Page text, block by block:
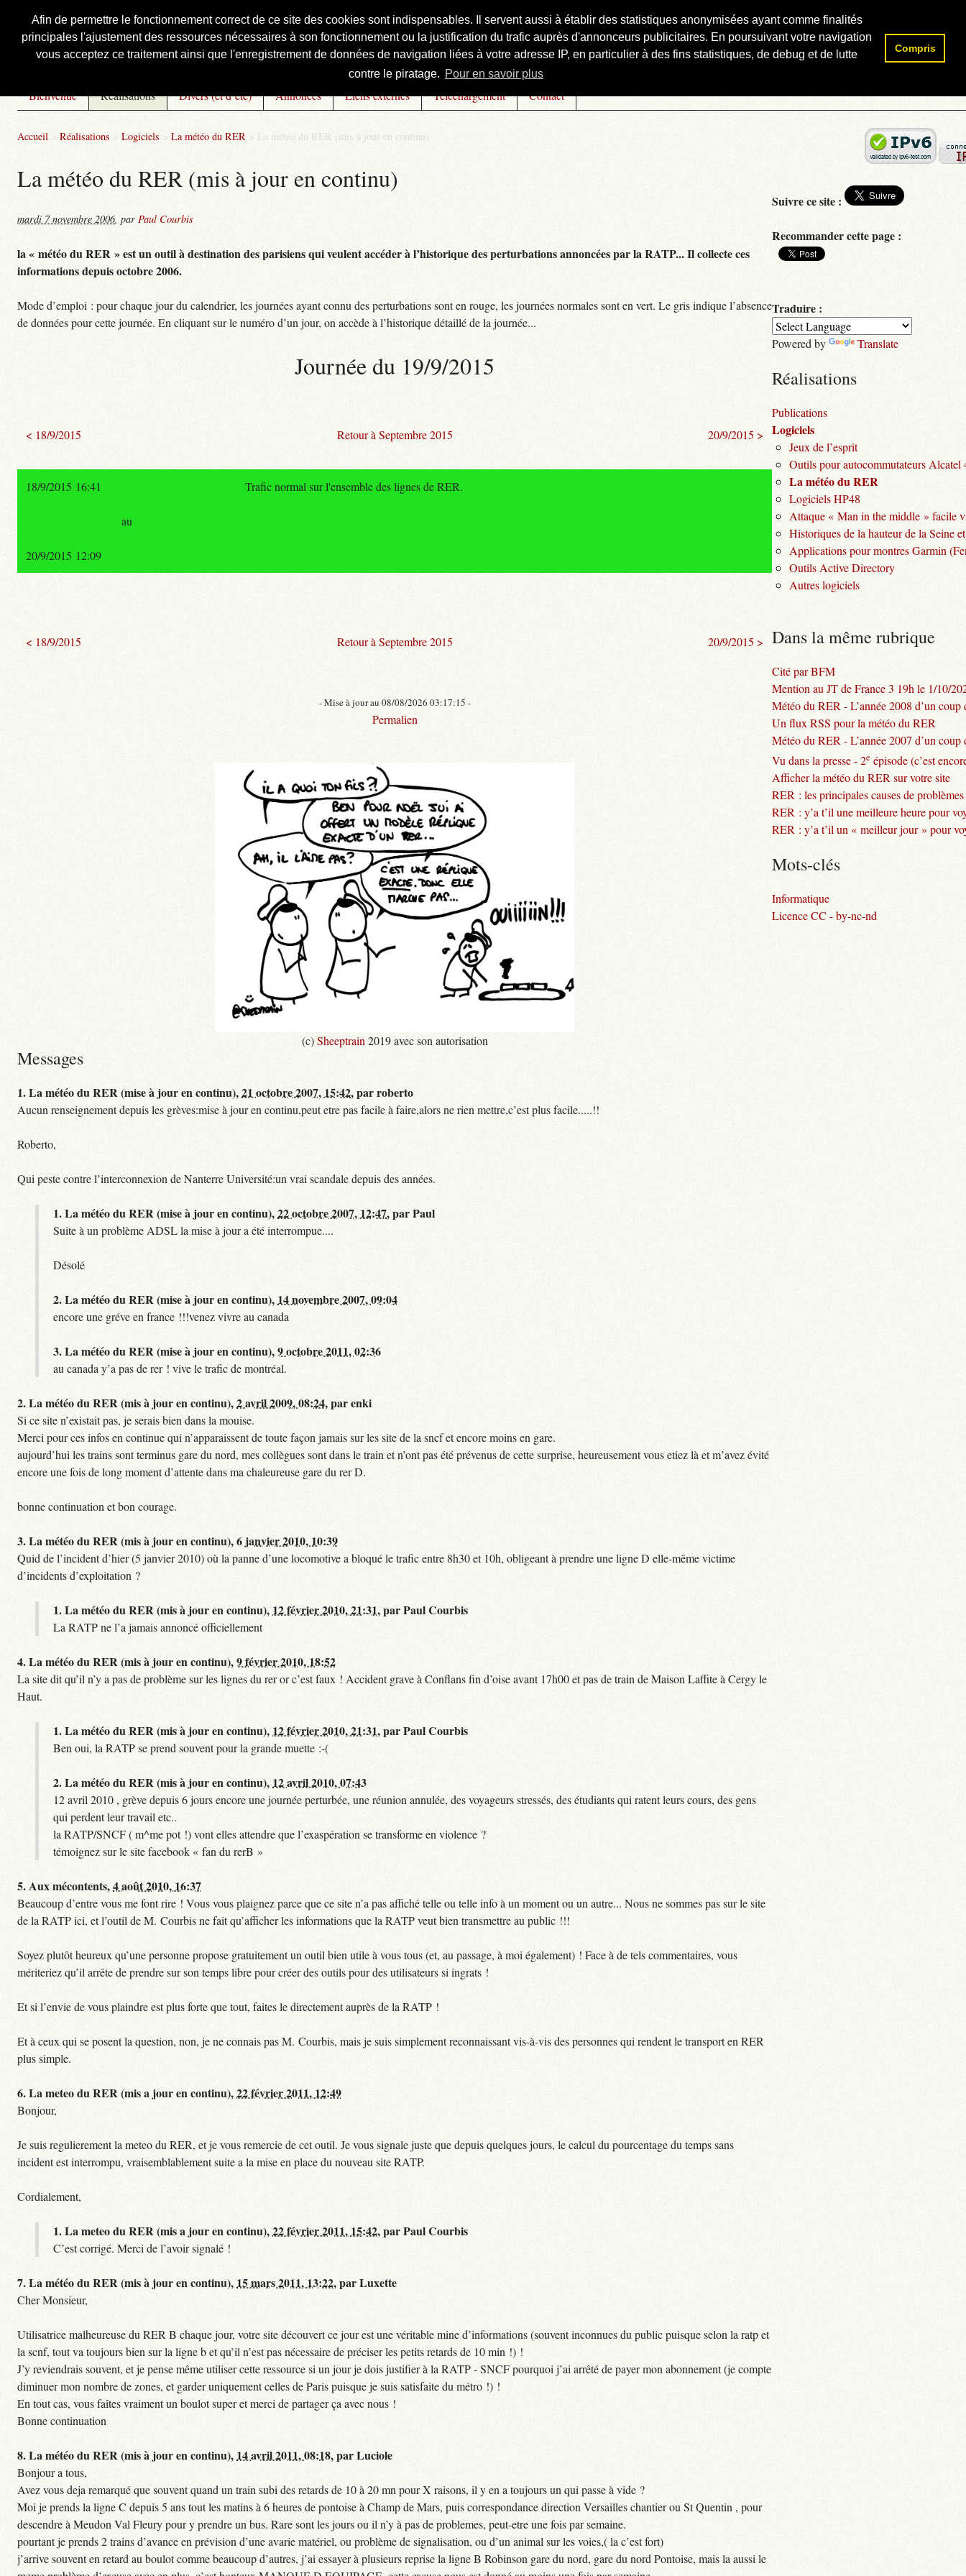
Afin de permettre le fonctionnement correct de ce site des cookies sont indispensables. Il servent aussi à établir des statistiques anonymisées ayant comme finalités
principales l'ajustement des ressources nécessaires à son fonctionnement ou la justification du trafic auprès d'annonceurs publicitaires. En poursuivant votre navigation
vous acceptez ce traitement ainsi que l'enregistrement de données de navigation liées à votre adresse IP, en particulier à des fins statistiques, de debug et de lutte
contre le piratage. Pour en savoir plus
Compris
Courbis, « LE » Blog Officiel
Bienvenue Réalisations Divers (et d’été) Annonces Liens externes Téléchargement Contact
Accueil > Réalisations > Logiciels > La météo du RER > La météo du RER (mis à jour en continu)
La météo du RER (mis à jour en continu)
mardi 7 novembre 2006, par Paul Courbis
la « météo du RER » est un outil à destination des parisiens qui veulent accéder à l’historique des perturbations annoncées par la RATP... Il collecte ces
informations depuis octobre 2006.
Mode d’emploi : pour chaque jour du calendrier, les journées ayant connu des perturbations sont en rouge, les journées normales sont en vert. Le gris indique l’absence
de données pour cette journée. En cliquant sur le numéro d’un jour, on accède à l’historique détaillé de la journée...
Journée du 19/9/2015
< 18/9/2015 Retour à Septembre 2015 20/9/2015 >
18/9/2015 16:41 Trafic normal sur l'ensemble des lignes de RER.
au
20/9/2015 12:09
< 18/9/2015 Retour à Septembre 2015 20/9/2015 >
- Mise à jour au 08/08/2026 03:17:15 -
Permalien
(c)Sheeptrain 2019 avec son autorisation
Messages
1.La météo du RER (mise à jour en continu),21 octobre 2007, 15:42,parroberto
Aucun renseignement depuis les grèves:mise à jour en continu,peut etre pas facile à faire,alors ne rien mettre,c’est plus facile.....!!
Roberto,
Qui peste contre l’interconnexion de Nanterre Université:un vrai scandale depuis des années.
1.La météo du RER (mise à jour en continu),22 octobre 2007, 12:47,parPaul
Suite à un problème ADSL la mise à jour a été interrompue....
Désolé
2.La météo du RER (mise à jour en continu), 14 novembre 2007, 09:04
encore une gréve en france !!!venez vivre au canada
3.La météo du RER (mise à jour en continu),9 octobre 2011, 02:36
au canada y’a pas de rer ! vive le trafic de montréal.
2.La météo du RER (mis à jour en continu),2 avril 2009, 08:24,parenki
Si ce site n’existait pas, je serais bien dans la mouise.
Merci pour ces infos en continue qui n’apparaissent de toute façon jamais sur les site de la sncf et encore moins en gare.
aujourd’hui les trains sont terminus gare du nord, mes collègues sont dans le train et n’ont pas été prévenus de cette surprise, heureusement vous etiez là et m’avez évité
encore une fois de long moment d’attente dans ma chaleureuse gare du rer D.
bonne continuation et bon courage.
3.La météo du RER (mis à jour en continu),6 janvier 2010, 10:39
Quid de l’incident d’hier (5 janvier 2010) où la panne d’une locomotive a bloqué le trafic entre 8h30 et 10h, obligeant à prendre une ligne D elle-même victime
d’incidents d’exploitation ?
1.La météo du RER (mis à jour en continu), 12 février 2010, 21:31,parPaul Courbis
La RATP ne l’a jamais annoncé officiellement
4.La météo du RER (mis à jour en continu),9 février 2010, 18:52
La site dit qu’il n’y a pas de problème sur les lignes du rer or c’est faux ! Accident grave à Conflans fin d’oise avant 17h00 et pas de train de Maison Laffite à Cergy le
Haut.
1.La météo du RER (mis à jour en continu), 12 février 2010, 21:31,parPaul Courbis
Ben oui, la RATP se prend souvent pour la grande muette :-(
2.La météo du RER (mis à jour en continu), 12 avril 2010, 07:43
12 avril 2010 , grève depuis 6 jours encore une journée perturbée, une réunion annulée, des voyageurs stressés, des étudiants qui ratent leurs cours, des gens
qui perdent leur travail etc..
la RATP/SNCF ( m^me pot !) vont elles attendre que l’exaspération se transforme en violence ?
témoignez sur le site facebook « fan du rerB »
5.Aux mécontents,4 août 2010, 16:37
Beaucoup d’entre vous me font rire ! Vous vous plaignez parce que ce site n’a pas affiché telle ou telle info à un moment ou un autre... Nous ne sommes pas sur le site
de la RATP ici, et l’outil de M. Courbis ne fait qu’afficher les informations que la RATP veut bien transmettre au public !!!
Soyez plutôt heureux qu’une personne propose gratuitement un outil bien utile à vous tous (et, au passage, à moi également) ! Face à de tels commentaires, vous
mériteriez qu’il arrête de prendre sur son temps libre pour créer des outils pour des utilisateurs si ingrats !
Et si l’envie de vous plaindre est plus forte que tout, faites le directement auprès de la RATP !
Et à ceux qui se posent la question, non, je ne connais pas M. Courbis, mais je suis simplement reconnaissant vis-à-vis des personnes qui rendent le transport en RER
plus simple.
6.La meteo du RER (mis a jour en continu),22 février 2011, 12:49
Bonjour,
Je suis regulierement la meteo du RER, et je vous remercie de cet outil. Je vous signale juste que depuis quelques jours, le calcul du pourcentage du temps sans
incident est interrompu, vraisemblablement suite a la mise en place du nouveau site RATP.
Cordialement,
1.La meteo du RER (mis a jour en continu),22 février 2011, 15:42,parPaul Courbis
C’est corrigé. Merci de l’avoir signalé !
7.La météo du RER (mis à jour en continu), 15 mars 2011, 13:22,parLuxette
Cher Monsieur,
Utilisatrice malheureuse du RER B chaque jour, votre site découvert ce jour est une véritable mine d’informations (souvent inconnues du public puisque selon la ratp et
la scnf, tout va toujours bien sur la ligne b et qu’il n’est pas nécessaire de préciser les petits retards de 10 min !) !
J’y reviendrais souvent, et je pense même utiliser cette ressource si un jour je dois justifier à la RATP - SNCF pourquoi j’ai arrêté de payer mon abonnement (je compte
diminuer mon nombre de zones, et garder uniquement celles de Paris puisque je suis satisfaite du métro !) !
En tout cas, vous faîtes vraiment un boulot super et merci de partager ça avec nous !
Bonne continuation
8.La météo du RER (mis à jour en continu), 14 avril 2011, 08:18,parLuciole
Bonjour a tous,
Avez vous deja remarqué que souvent quand un train subi des retards de 10 à 20 mn pour X raisons, il y en a toujours un qui passe à vide ?
Moi je prends la ligne C depuis 5 ans tout les matins à 6 heures de pontoise à Champ de Mars, puis correspondance direction Versailles chantier ou St Quentin , pour
descendre à Meudon Val Fleury pour y prendre un bus. Rare sont les jours ou il n’y à pas de problemes, peut-etre une fois par semaine.
pourtant je prends 2 trains d’avance en prévision d’une avarie matériel, ou problème de signalisation, ou d’un animal sur les voies,( la c’est fort)
j’arrive souvent en retard au boulot comme beaucoup d’autres, j’ai essayer à plusieurs reprise la ligne B Robinson gare du nord, gare du nord Pontoise, mais la aussi le
Rechercher :
Suivre ce site :
Recommander cette page :
Traduire :
Powered by Translate
Réalisations
Publications
Logiciels
Jeux de l’esprit
Outils pour autocommutateurs Alcatel
La météo du RER
Logiciels HP48
Attaque « Man in the middle » facile
Historiques de la hauteur de la Seine
Applications pour montres Garmin
Outils Active Directory
Autres logiciels
Dans la même rubrique
Cité par BFM
Mention au JT de France 3 19h le 1/10/
Météo du RER - L’année 2008 d’un coup
Un flux RSS pour la météo du RER
Météo du RER - L’année 2007 d’un coup
Vu dans la presse - 2e épisode (c’est
Afficher la météo du RER sur votre site
RER : les principales causes de problèmes
RER : y’a t’il une meilleure heure pour
RER : y’a t’il un « meilleur jour » pour
Mots-clés
Informatique
Licence CC - by-nc-nd